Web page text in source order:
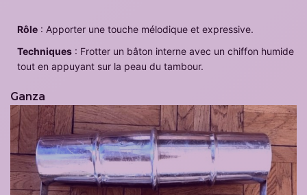
Rôle : Apporter une touche mélodique et expressive.
Techniques : Frotter un bâton interne avec un chiffon humide
tout en appuyant sur la peau du tambour.
Ganza